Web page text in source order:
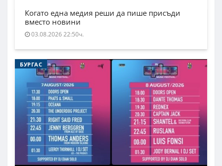
Когато една медия реши да пише присъди
вместо новини
03.08.2026 22:50ч.
БУРГАС